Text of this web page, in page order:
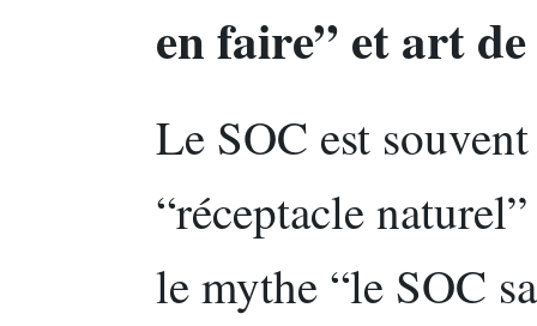
en faire” et art
Le SOC est
“réceptacle
le mythe “le SOC